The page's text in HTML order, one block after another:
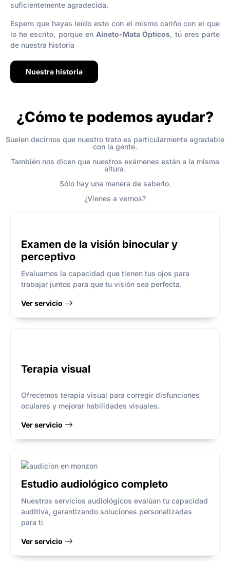
suficientemente agradecida.
Espero que hayas leído esto con el mismo cariño con el que
lo he escrito, porque en Aineto-Mata Ópticos, tú eres parte
de nuestra historia
Nuestra historia
¿Cómo te podemos ayudar?
Suelen decirnos que nuestro trato es particularmente agradable
con la gente.
También nos dicen que nuestros exámenes están a la misma
altura.
Sólo hay una manera de saberlo.
¿Vienes a vernos?
Examen de la visión binocular y
perceptivo
Evaluamos la capacidad que tienen tus ojos para
trabajar juntos para que tu visión sea perfecta.
Ver servicio
Terapia visual
Ofrecemos terapia visual para corregir disfunciones
oculares y mejorar habilidades visuales.
Ver servicio
Estudio audiológico completo
Nuestros servicios audiológicos evalúan tu capacidad
auditiva, garantizando soluciones personalizadas
para ti
Ver servicio